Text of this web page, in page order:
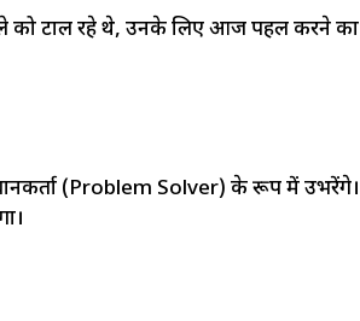
को टाल रहे थे, उनके लिए आज पहल करने का
(Problem Solver) के रूप में उभरेंगे।